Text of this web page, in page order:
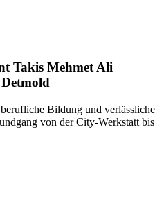
Takis Mehmet Ali
Bildung und verlässliche
von der City-Werkstatt bis